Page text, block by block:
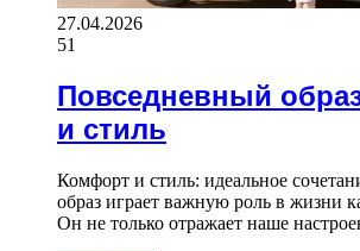
27.04.2026
51
Повседневный
и стиль
Комфорт и стиль: идеальное
образ играет важную роль в жизни
Он не только отражает наше